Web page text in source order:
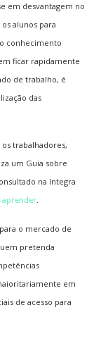
em desvantagem no
alunos para
conhecimento
ficar rapidamente
de trabalho, é
das
trabalhadores,
um Guia sobre
na íntegra
.
o mercado de
pretenda
em
de acesso para